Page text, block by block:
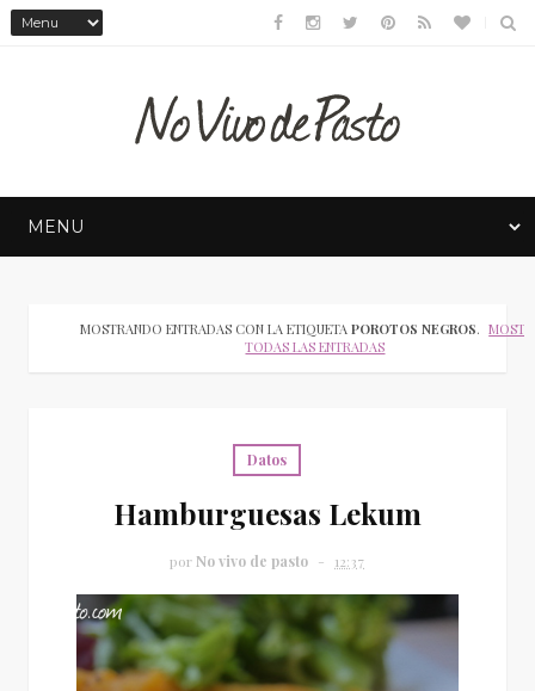
MOSTRANDO ENTRADAS CON LA ETIQUETA POROTOS NEGROS.
TODAS LAS ENTRADAS
Datos
Hamburguesas Lekum
por No vivo de pasto 12:37